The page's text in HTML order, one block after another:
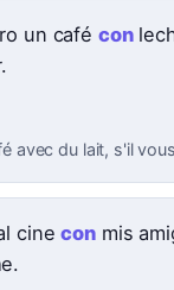
un café con
avec du lait, s'il
cinecon mis